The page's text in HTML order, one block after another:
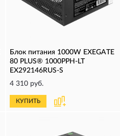
Блок питания 1000W EXEGATE
80 PLUS® 1000PPH-LT
EX292146RUS-S
4 310 руб.
КУПИТЬ